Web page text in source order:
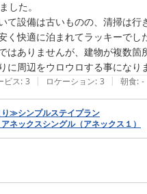
した。
て設備は古いものの、清掃は行
く快適に泊まれてラッキーでし
はありませんが、建物が複数
に周辺をウロウロする事になり
ビス: 3 | ロケーション: 3 | 朝食: -
≫シンプルステイプラン
ネックスシングル（アネックス１）